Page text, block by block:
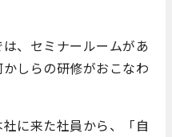
、セミナールームがあ
しらの研修がおこなわ
に来た社員から、「自